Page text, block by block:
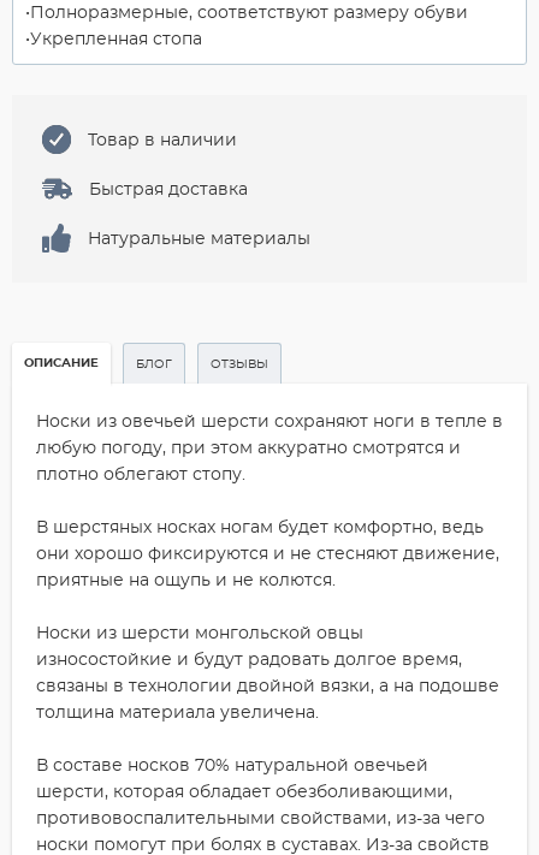
Полноразмерные, соответствуют размеру обуви
Укрепленная стопа
Товар в наличии
Быстрая доставка
Натуральные материалы
ОПИСАНИЕ БЛОГ ОТЗЫВЫ
Носки из овечьей шерсти сохраняют ноги в тепле в
любую погоду, при этом аккуратно смотрятся и
плотно облегают стопу.
В шерстяных носках ногам будет комфортно, ведь
они хорошо фиксируются и не стесняют движение,
приятные на ощупь и не колются.
Носки из шерсти монгольской овцы
износостойкие и будут радовать долгое время,
связаны в технологии двойной вязки, а на подошве
толщина материала увеличена.
В составе носков 70% натуральной овечьей
шерсти, которая обладает обезболивающими,
противовоспалительными свойствами, из-за чего
носки помогут при болях в суставах. Из-за свойств